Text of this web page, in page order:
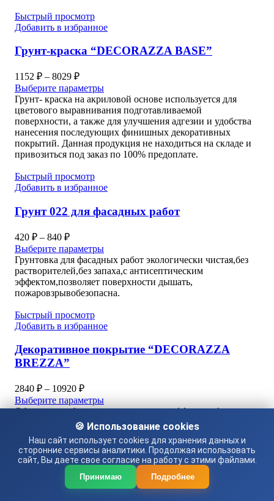
Быстрый просмотр
Добавить в избранное
Грунт-краска “DECORAZZA BASE”
1152 ₽ – 8029 ₽Диапазон
цен:
1152 ₽
–
8029 ₽
Выберите параметры
Грунт- краска на акриловой основе используется для
цветового выравнивания подготавливаемой
поверхности, а также для улучшения адгезии и удобства
нанесения последующих финишных декоративных
покрытий. Данная продукция не находиться на складе и
привозиться под заказ по 100% предоплате.
Быстрый просмотр
Добавить в избранное
Грунт 022 для фасадных работ
420 ₽ – 840 ₽Диапазон
цен:
420 ₽
–
840 ₽
Выберите параметры
Грунтовка для фасадных работ экологически чистая,без
растворителей,без запаха,с антисептическим
эффектом,позволяет поверхности дышать,
пожаровзрывобезопасна.
Быстрый просмотр
Добавить в избранное
Декоративное покрытие “DECORAZZA
BREZZA”
2840 ₽ – 10920 ₽Диапазон
цен:
2840 ₽
–
Выберите параметры
Обладает необычным декоративным эффектом благодаря
своей двойной фактуре. Мелкие россыпи матовых
песчаных частиц хаотично покрывают перламутровую
поверхность, что создает эффект внутреннего нежного
свечения. Этот эффект усиливает богатая палитра
природных оттенков. Так, например, разнообразные
оттенки синего могут создавать причудливые образы:
серебристую дымку легких облаков на фоне ночного неба
🍪 Использование cookies
Наш сайт использует cookies для хранения данных и
сторонние сервисы аналитики. Продолжая использовать
сайт, Вы даете свое согласие на работу с этими файлами.
Принимаю Подробнее